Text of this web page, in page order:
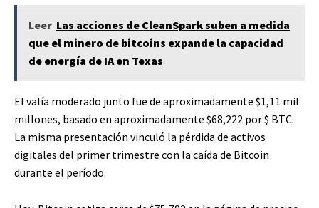
Leer Las acciones de CleanSpark suben a medida
que el minero de bitcoins expande la capacidad
de energía de IA en Texas
El valía moderado junto fue de aproximadamente $1,11 mil
millones, basado en aproximadamente $68,222 por$ BTC.
La misma presentación vinculó la pérdida de activos
digitales del primer trimestre con la caída de Bitcoin
durante el período.